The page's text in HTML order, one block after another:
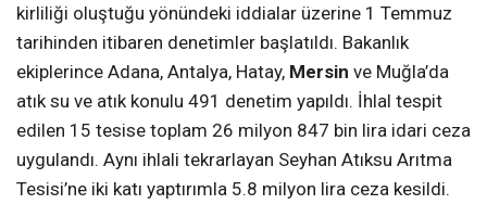
kirliliği oluştuğu yönündeki iddialar üzerine 1 Temmuz
tarihinden itibaren denetimler başlatıldı. Bakanlık
ekiplerince Adana, Antalya, Hatay, Mersin ve Muğla’da
atık su ve atık konulu 491 denetim yapıldı. İhlal tespit
edilen 15 tesise toplam 26 milyon 847 bin lira idari ceza
uygulandı. Aynı ihlali tekrarlayan Seyhan Atıksu Arıtma
Tesisi’ne iki katı yaptırımla 5.8 milyon lira ceza kesildi.